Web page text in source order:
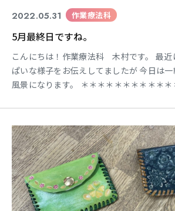
2022.05.31 作業療法科
5月最終日ですね。
こんにちは！作業療法科 木村です。 最近
ぱいな様子をお伝えしてましたが 今日は
風景になります。 ＊＊＊＊＊＊＊＊＊＊
り組む様子がみられてます。 （こちらは
業分析の時間。） 時々周りの方に相談を